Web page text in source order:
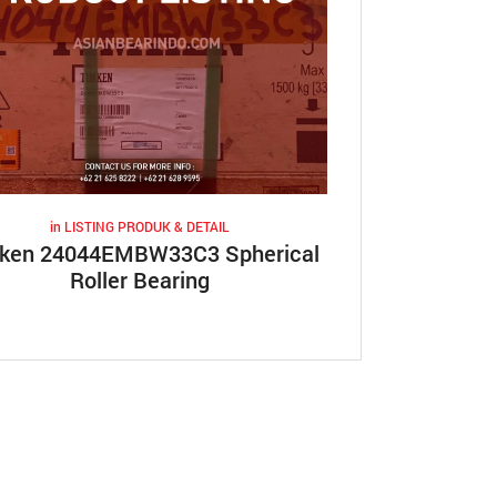
in LISTING PRODUK & DETAIL
24044EMBW33C3 Spherical
Roller Bearing